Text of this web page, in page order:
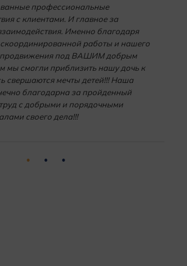
профессиональные
с клиентами. И главное за
Именно благодаря
работы и нашего
продвижения под ВАШИМ добрым
мы смогли приблизить нашу дочь к
свершаются мечты детей!!! Наша
благодарна за пройденный
с добрыми и порядочными
своего дела!!!